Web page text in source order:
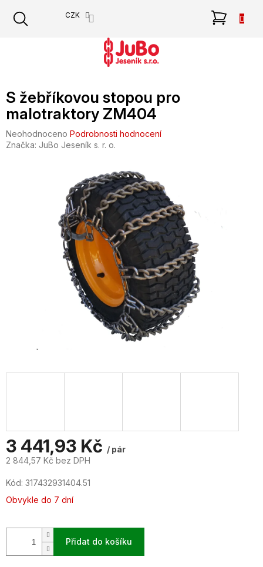
obsah
CZK
S žebříkovou stopou pro
malotraktory ZM404
Průměrné
hodnocení
Neohodnoceno Podrobnosti hodnocení
Značka: JuBo Jeseník s. r. o.
3 441,93 Kč / pár
2 844,57 Kč bez DPH
cena:
Kód: 317432931404.51
Obvykle do 7 dní
Přidat do košíku